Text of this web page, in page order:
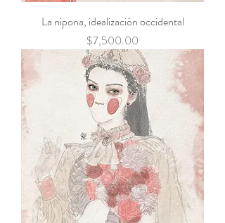
La nipona, idealización occidental
Precio
$7,500.00